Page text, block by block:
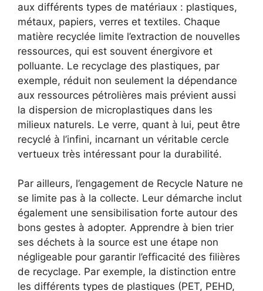
aux différents types de matériaux : plastiques,
métaux, papiers, verres et textiles. Chaque
matière recyclée limite l’extraction de nouvelles
ressources, qui est souvent énergivore et
polluante. Le recyclage des plastiques, par
exemple, réduit non seulement la dépendance
aux ressources pétrolières mais prévient aussi
la dispersion de microplastiques dans les
milieux naturels. Le verre, quant à lui, peut être
recyclé à l’infini, incarnant un véritable cercle
vertueux très intéressant pour la durabilité.
Par ailleurs, l’engagement de Recycle Nature ne
se limite pas à la collecte. Leur démarche inclut
également une sensibilisation forte autour des
bons gestes à adopter. Apprendre à bien trier
ses déchets à la source est une étape non
négligeable pour garantir l’efficacité des filières
de recyclage. Par exemple, la distinction entre
les différents types de plastiques (PET, PEHD,